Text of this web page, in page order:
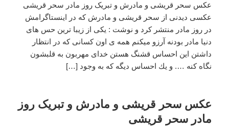
عکس سحر قریشی و مادرش و تبریک روز مادر سحر قریشی
عکسی دیدنی از سحر قریشی و مادرش که در اینستاگرامش
در روز مادر منتشر کرد و نوشت : يكى از زيبا ترين حس هاى
دنيا مادر بودنه آرزو ميكنم همه ى اون كسانى كه در انتظار
داشتن اين احساس قشنگ هستن خداى مهربون به قلبشون
نگاه كنه …. و يك احساس ديگه كه به وجود […]
عکس سحر قریشی و مادرش و تبریک روز
مادر سحر قریشی